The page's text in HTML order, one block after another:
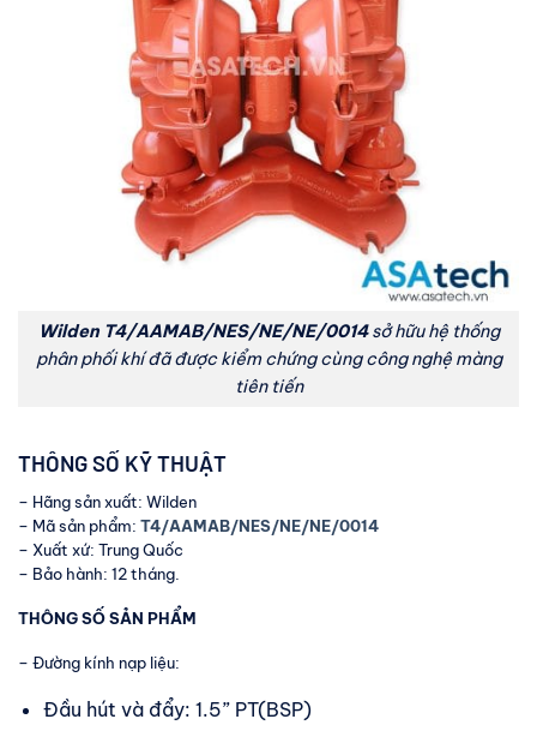
Wilden T4/AAMAB/NES/NE/NE/0014sở hữu hệ thống
phân phối khí đã được kiểm chứng cùng công nghệ màng
tiên tiến
THÔNG SỐ KỸ THUẬT
– Hãng sản xuất: Wilden
– Mã sản phẩm: T4/AAMAB/NES/NE/NE/0014
– Xuất xứ: Trung Quốc
– Bảo hành: 12 tháng.
THÔNG SỐ SẢN PHẨM
– Đường kính nạp liệu:
Đầu hút và đẩy: 1.5” PT(BSP)